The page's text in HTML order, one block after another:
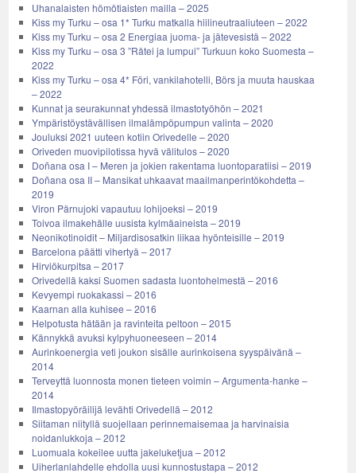
Uhanalaisten hömötiaisten mailla – 2025
Kiss my Turku – osa 1* Turku matkalla hiilineutraaliuteen – 2022
Kiss my Turku – osa 2 Energiaa juoma- ja jätevesistä – 2022
Kiss my Turku – osa 3 ”Rätei ja lumpui” Turkuun koko Suomesta –
2022
Kiss my Turku – osa 4* Föri, vankilahotelli, Börs ja muuta hauskaa
– 2022
Kunnat ja seurakunnat yhdessä ilmastotyöhön – 2021
Ympäristöystävällisen ilmalämpöpumpun valinta – 2020
Jouluksi 2021 uuteen kotiin Orivedelle – 2020
Oriveden muovipilotissa hyvä välitulos – 2020
Doñana osa I – Meren ja jokien rakentama luontoparatiisi – 2019
Doñana osa II – Mansikat uhkaavat maailmanperintökohdetta –
2019
Viron Pärnujoki vapautuu lohijoeksi – 2019
Toivoa ilmakehälle uusista kylmäaineista – 2019
Neonikotinoidit – Miljardisosatkin liikaa hyönteisille – 2019
Barcelona päätti vihertyä – 2017
Hirviökurpitsa – 2017
Orivedellä kaksi Suomen sadasta luontohelmestä – 2016
Kevyempi ruokakassi – 2016
Kaarnan alla kuhisee – 2016
Helpotusta hätään ja ravinteita peltoon – 2015
Kännykkä avuksi kylpyhuoneeseen – 2014
Aurinkoenergia veti joukon sisälle aurinkoisena syyspäivänä –
2014
Terveyttä luonnosta monen tieteen voimin – Argumenta-hanke –
2014
Ilmastopyöräilijä levähti Orivedellä – 2012
Siitaman niityllä suojellaan perinnemaisemaa ja harvinaisia
noidanlukkoja – 2012
Luomuala kokeilee uutta jakeluketjua – 2012
Uiherlanlahdelle ehdolla uusi kunnostustapa – 2012